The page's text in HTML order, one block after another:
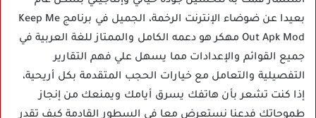
بعيدا عن ضوضاء الإنترنت الرخمة، الجميل في برنامج Keep Me
Out Apk Mod مهكر هو دعمه الكامل والممتاز للغة العربية في
جميع القوائم والإعدادات مما يسهل علي فهم التقارير
التفصيلية والتعامل مع خيارات الحجب المتقدمة بكل أريحية،
إذا كنت تشعر بأن هاتفك يسرق أيامك ويمنعك من إنجاز
طموحاتك فدعنا نستعرض معا في السطور القادمة كيف تقدر